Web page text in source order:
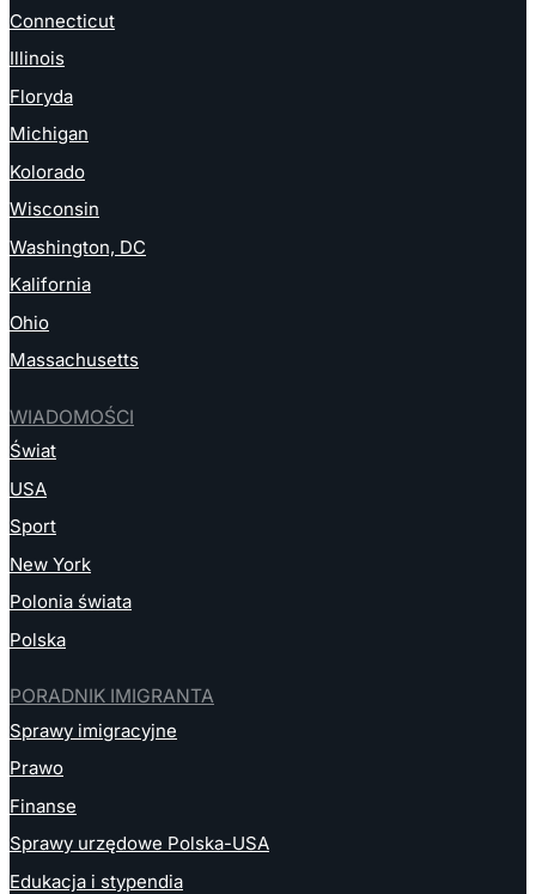
Connecticut
Illinois
Floryda
Michigan
Kolorado
Wisconsin
Washington, DC
Kalifornia
Ohio
Massachusetts
WIADOMOŚCI
Świat
USA
Sport
New York
Polonia świata
Polska
PORADNIK IMIGRANTA
Sprawy imigracyjne
Prawo
Finanse
Sprawy urzędowe Polska-USA
Edukacja i stypendia